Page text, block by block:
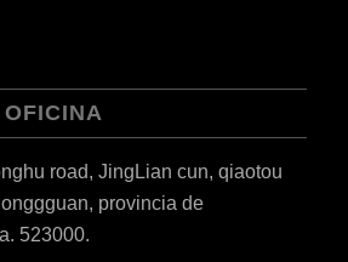
road, JingLian cun, qiaotou
provincia de
523000.